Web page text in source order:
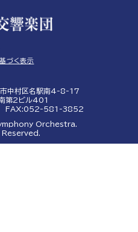
づく表示
中村区名駅南4-8-17
第2ビル401
FAX:052-581-3852
Orchestra.